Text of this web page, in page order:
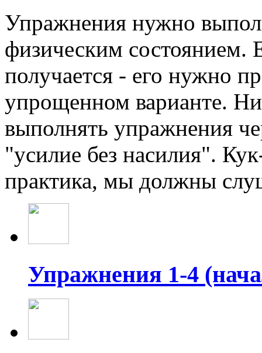
Упражнения нужно
физическим состоянием.
получается - его нужно
упрощенном варианте. Ни
выполнять упражнения
"усилие без насилия".
практика, мы должны
Упражнения 1-4